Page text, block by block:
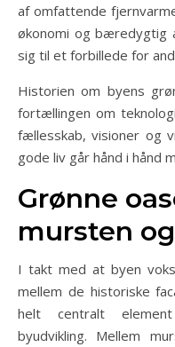
af omfattende
økonomi og bæredygtig
sig til et forbillede for
Historien om byens
fortællingen om
fællesskab, visioner og
gode liv går hånd i hånd
Grønne
mursten
I takt med at byen
mellem de historiske
helt centralt
byudvikling. Mellem